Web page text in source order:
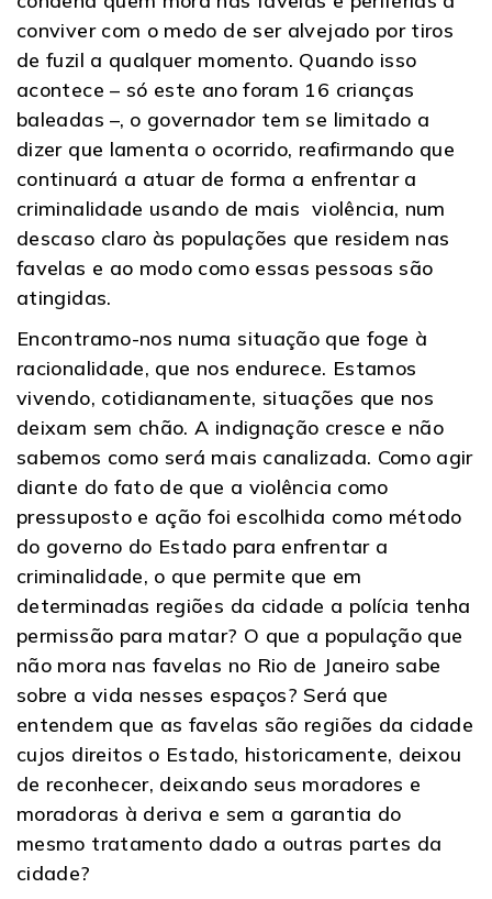
conviver com o medo de ser alvejado por tiros
de fuzil a qualquer momento. Quando isso
acontece – só este ano foram 16 crianças
baleadas –, o governador tem se limitado a
dizer que lamenta o ocorrido, reafirmando que
continuará a atuar de forma a enfrentar a
criminalidade usando de mais violência, num
descaso claro às populações que residem nas
favelas e ao modo como essas pessoas são
atingidas.
Encontramo-nos numa situação que foge à
racionalidade, que nos endurece. Estamos
vivendo, cotidianamente, situações que nos
deixam sem chão. A indignação cresce e não
sabemos como será mais canalizada. Como agir
diante do fato de que a violência como
pressuposto e ação foi escolhida como método
do governo do Estado para enfrentar a
criminalidade, o que permite que em
determinadas regiões da cidade a polícia tenha
permissão para matar? O que a população que
não mora nas favelas no Rio de Janeiro sabe
sobre a vida nesses espaços? Será que
entendem que as favelas são regiões da cidade
cujos direitos o Estado, historicamente, deixou
de reconhecer, deixando seus moradores e
moradoras à deriva e sem a garantia do
mesmo tratamento dado a outras partes da
cidade?